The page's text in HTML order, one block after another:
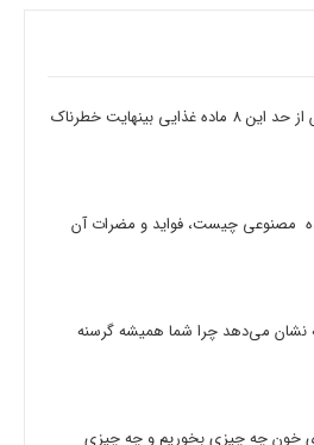
مصرف بیش از حد این 8 ماده غذایی بینهایت خطرناک
مصنوعی چیست، فواید و مضرات آن
که نشان می‌دهد چرا شما همیشه گرسنه
خون چه چیزی بخوریم و چه چیزی